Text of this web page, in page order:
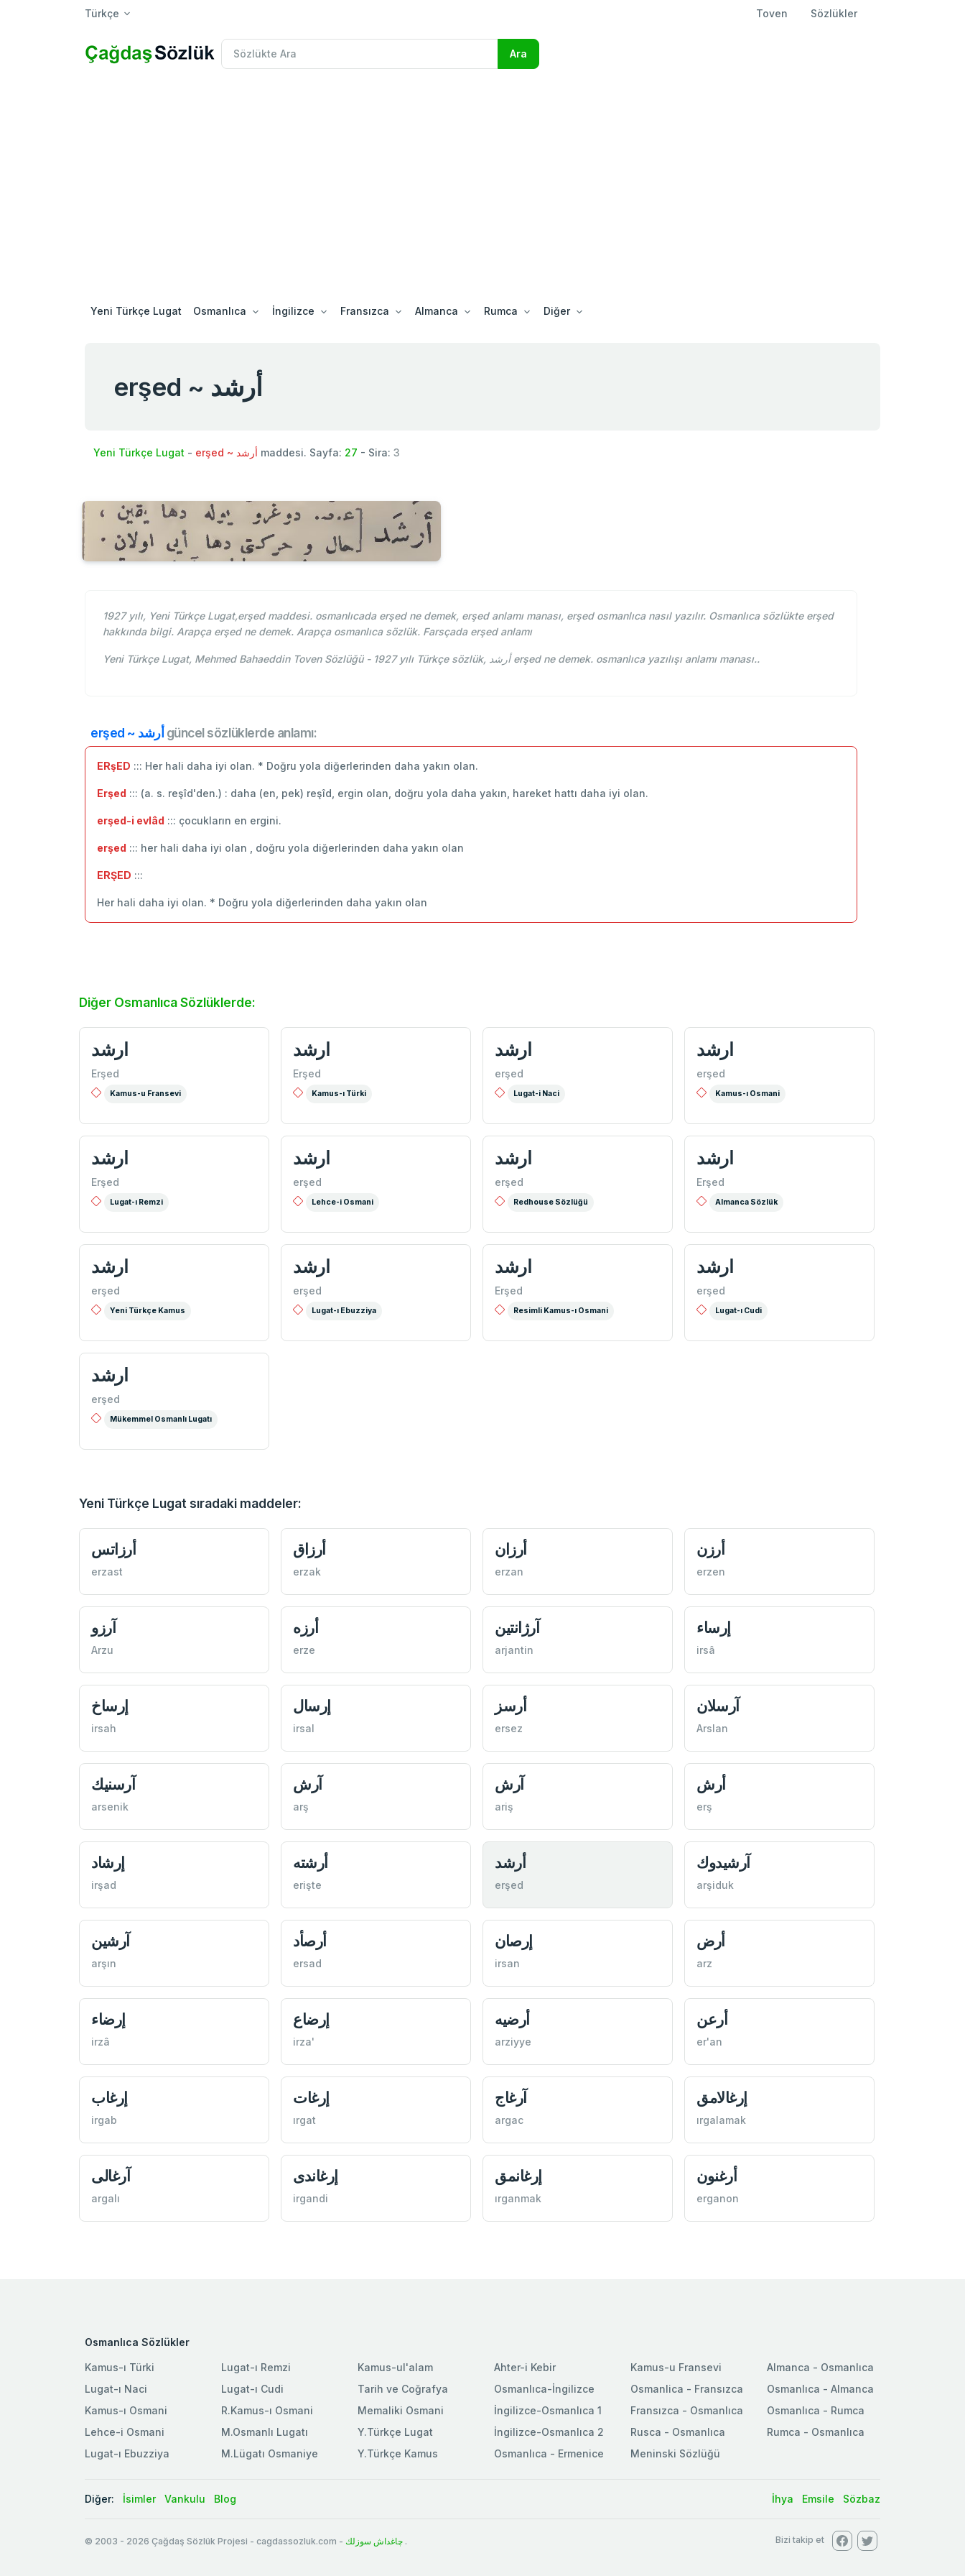
Türkçe Toven Sözlükler
Yeni Türkçe Lugat Osmanlıca İngilizce Fransızca Almanca Rumca Diğer
erşed ~ أرشد
Yeni Türkçe Lugat - erşed ~ أرشد maddesi. Sayfa: 27 - Sira: 3
1927 yılı, Yeni Türkçe Lugat,erşed maddesi. osmanlıcada erşed ne demek, erşed anlamı manası, erşed osmanlıca nasıl yazılır. Osmanlıca sözlükte erşed
hakkında bilgi. Arapça erşed ne demek. Arapça osmanlıca sözlük. Farsçada erşed anlamı
Yeni Türkçe Lugat, Mehmed Bahaeddin Toven Sözlüğü - 1927 yılı Türkçe sözlük, أرشد erşed ne demek. osmanlıca yazılışı anlamı manası..
erşed ~ أرشد güncel sözlüklerde anlamı:
ERşED ::: Her hali daha iyi olan. * Doğru yola diğerlerinden daha yakın olan.
Erşed ::: (a. s. reşîd'den.) : daha (en, pek) reşîd, ergin olan, doğru yola daha yakın, hareket hattı daha iyi olan.
erşed-i evlâd ::: çocukların en ergini.
erşed ::: her hali daha iyi olan , doğru yola diğerlerinden daha yakın olan
ERŞED :::
Her hali daha iyi olan. * Doğru yola diğerlerinden daha yakın olan
Diğer Osmanlıca Sözlüklerde:
ارشد
Erşed
Kamus-u Fransevi
ارشد
Erşed
Kamus-ı Türki
ارشد
erşed
Lugat-i Naci
ارشد
erşed
Kamus-ı Osmani
ارشد
Erşed
Lugat-ı Remzi
ارشد
erşed
Lehce-i Osmani
ارشد
erşed
Redhouse Sözlüğü
ارشد
Erşed
Almanca Sözlük
ارشد
erşed
Yeni Türkçe Kamus
ارشد
erşed
Lugat-ı Ebuzziya
ارشد
Erşed
Resimli Kamus-ı Osmani
ارشد
erşed
Lugat-ı Cudi
ارشد
erşed
Mükemmel Osmanlı Lugatı
Yeni Türkçe Lugat sıradaki maddeler:
أرزاتس
erzast
أرزاق
erzak
أرزان
erzan
أرزن
erzen
آرزو
Arzu
أرزه
erze
آرژانتین
arjantin
إرساء
irsâ
إرساخ
irsah
إرسال
irsal
أرسز
ersez
آرسلان
Arslan
آرسنيك
arsenik
آرش
arş
آرش
ariş
أرش
erş
إرشاد
irşad
أرشته
erişte
أرشد
erşed
آرشيدوك
arşiduk
آرشين
arşın
أرصأد
ersad
إرصان
irsan
أرض
arz
إرضاء
irzâ
إرضاع
irza'
أرضيه
arziyye
أرعن
er'an
إرغاب
irgab
إرغات
ırgat
آرغاج
argac
إرغالامق
ırgalamak
آرغالی
argalı
إرغاندی
irgandi
إرغانمق
ırganmak
أرغنون
erganon
Osmanlıca Sözlükler
Kamus-ı Türki
Lugat-ı Naci
Kamus-ı Osmani
Lehce-i Osmani
Lugat-ı Ebuzziya
Lugat-ı Remzi
Lugat-ı Cudi
R.Kamus-ı Osmani
M.Osmanlı Lugatı
M.Lügatı Osmaniye
Kamus-ul'alam
Tarih ve Coğrafya
Memaliki Osmani
Y.Türkçe Lugat
Y.Türkçe Kamus
Ahter-i Kebir
Osmanlıca-İngilizce
İngilizce-Osmanlıca 1
İngilizce-Osmanlıca 2
Osmanlıca - Ermenice
Kamus-u Fransevi
Osmanlica - Fransızca
Fransızca - Osmanlıca
Rusca - Osmanlıca
Meninski Sözlüğü
Almanca - Osmanlıca
Osmanlıca - Almanca
Osmanlıca - Rumca
Rumca - Osmanlıca
Diğer: İsimler Vankulu Blog İhya Emsile Sözbaz
© 2003 - 2026 Çağdaş Sözlük Projesi - cagdassozluk.com - چاغداش سوزلك . Bizi takip et